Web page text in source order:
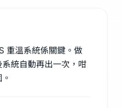
重溫系統係關鍵。做
統自動再出一次，咁